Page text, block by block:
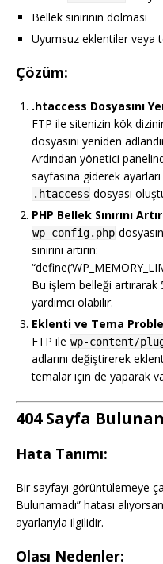
Bellek sınırının dolması
Uyumsuz eklentiler veya
Çözüm:
.htaccess Dosyasını
FTP ile sitenizin kök
dosyasını yeniden
Ardından yönetici
sayfasına giderek
.htaccess dosyası
PHP Bellek Sınırını
wp-config.php
sınırını artırın:
Bu işlem belleği artırarak
yardımcı olabilir.
Eklenti ve Tema
FTP ile wp-content/
adlarını değiştirerek
temalar için de yaparak
404 Sayfa
Hata Tanımı:
Bir sayfayı görüntülemeye
Bulunamadı” hatası
ayarlarıyla ilgilidir.
Olası Nedenler: